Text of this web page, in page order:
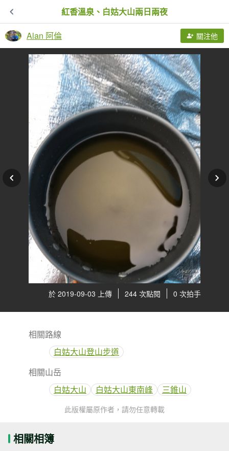
紅香溫泉、白姑大山兩日兩夜
Alan 阿倫 關注他
於 2019-09-03 上傳 244 次點閱 0 次拍手
相關路線
白姑大山登山步道
相關山岳
白姑大山
白姑大山東南峰 三錐山
此版權屬原作者，請勿任意轉載
相關相簿